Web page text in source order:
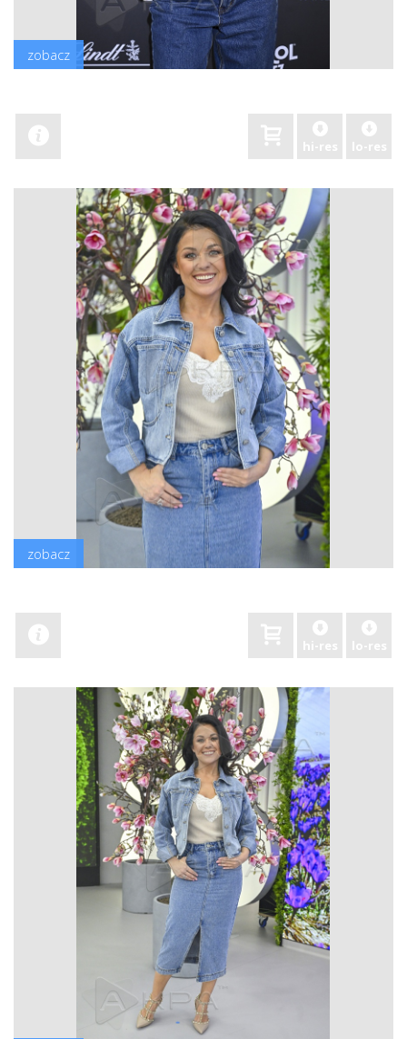
zobacz
hi-res lo-res
zobacz
hi-res lo-res